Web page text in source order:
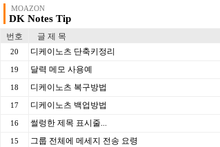
MOAZON
DK Notes Tip
번호 글 제 목
20 디케이노츠 단축키정리
19 달력 메모 사용예
18 디케이노츠 복구방법
17 디케이노츠 백업방법
16 썰렁한 제목 표시줄...
15 그룹 전체에 메세지 전송 요령